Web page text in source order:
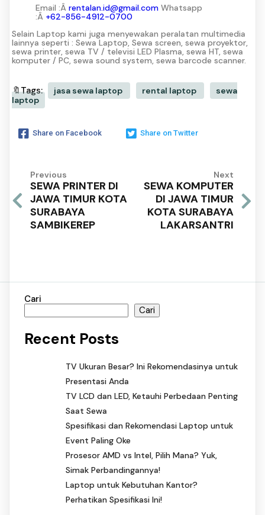
Email :Â rentalan.id@gmail.com Whatsapp
:Â +62-856-4912-0700
Selain Laptop kami juga menyewakan peralatan multimedia
lainnya seperti : Sewa Laptop, Sewa screen, sewa proyektor,
sewa printer, sewa TV / televisi LED Plasma, sewa HT, sewa
komputer / PC, sewa sound system, sewa barcode scanner.
🔖Tags: jasa sewa laptop rental laptop
sewa
laptop
Share on Facebook Share on Twitter
Previous
SEWA PRINTER DI
JAWA TIMUR KOTA
SURABAYA
SAMBIKEREP
Next
SEWA KOMPUTER
DI JAWA TIMUR
KOTA SURABAYA
LAKARSANTRI
Cari
Cari
Recent Posts
TV Ukuran Besar? Ini Rekomendasinya untuk
Presentasi Anda
TV LCD dan LED, Ketauhi Perbedaan Penting
Saat Sewa
Spesifikasi dan Rekomendasi Laptop untuk
Event Paling Oke
Prosesor AMD vs Intel, Pilih Mana? Yuk,
Simak Perbandingannya!
Laptop untuk Kebutuhan Kantor?
Perhatikan Spesifikasi Ini!